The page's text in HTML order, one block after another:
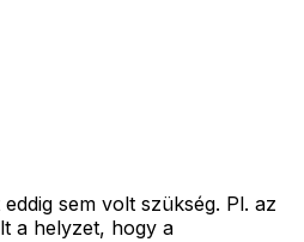
sem volt szükség. Pl. az
a helyzet, hogy a